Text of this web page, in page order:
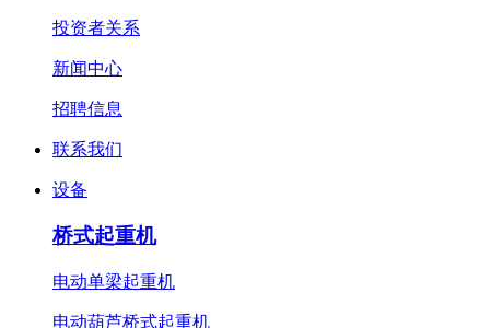
投资者关系
新闻中心
招聘信息
联系我们
设备
桥式起重机
电动单梁起重机
电动葫芦桥式起重机